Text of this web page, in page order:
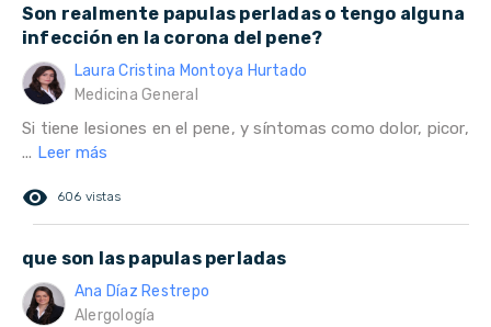
Son realmente papulas perladas o tengo alguna
infección en la corona del pene?
Laura Cristina Montoya Hurtado
Medicina General
Si tiene lesiones en el pene, y síntomas como dolor, picor,
... Leer más
remove_red_eye 606 vistas
que son las papulas perladas
Ana Díaz Restrepo
Alergología